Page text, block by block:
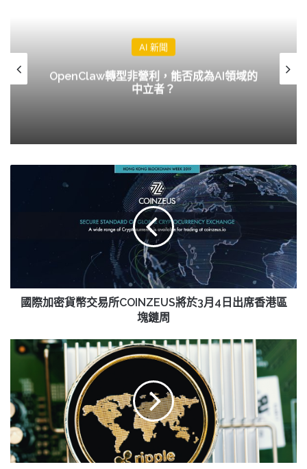
AI 新聞
OpenClaw轉型非營利，能否成為AI領域的
中立者？
所
COINZEUS
月
出
席
香
港
區
國際加密貨幣交易所COINZEUS將於3月4日出席香港區
塊鏈周
Intellyx
創
始
人：
Ripple
的